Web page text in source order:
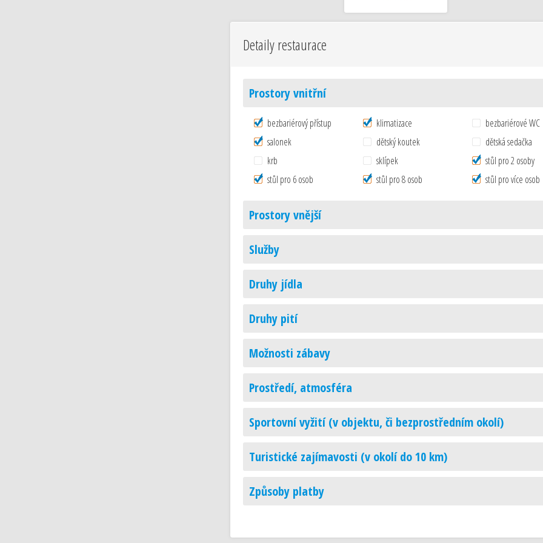
Detaily restaurace
Prostory vnitřní
bezbariérový přístup klimatizace
bezbariérové WC
salonek
dětský koutek
dětská sedačka
krb
sklípek
stůl pro 2 osoby
stůl pro 6 osob
stůl pro 8 osob stůl pro více osob
Prostory vnější
Služby
Druhy jídla
Druhy pití
Možnosti zábavy
Prostředí, atmosféra
Sportovní vyžití (v objektu, či bezprostředním okolí)
Turistické zajímavosti (v okolí do 10 km)
Způsoby platby